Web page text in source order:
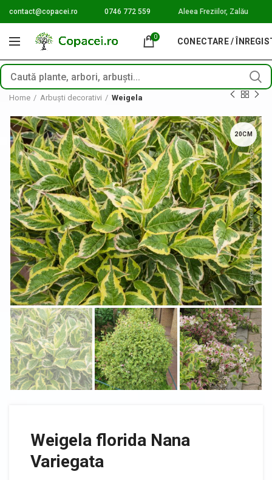
contact@copacei.ro 0746 772 559 Aleea Freziilor, Zalău
0 CONECTARE /
Home Arbuști decorativi Weigela
20CM
Weigela florida Nana
Variegata